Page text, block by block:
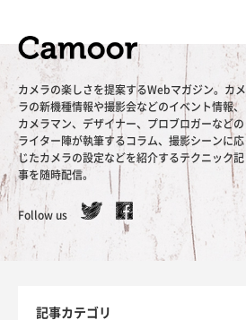
カメラの楽しさを提案するWebマガジン。カメ
ラの新機種情報や撮影会などのイベント情報、
カメラマン、デザイナー、プロブロガーなどの
ライター陣が執筆するコラム、撮影シーンに応
じたカメラの設定などを紹介するテクニック記
事を随時配信。
Follow us
記事カテゴリ